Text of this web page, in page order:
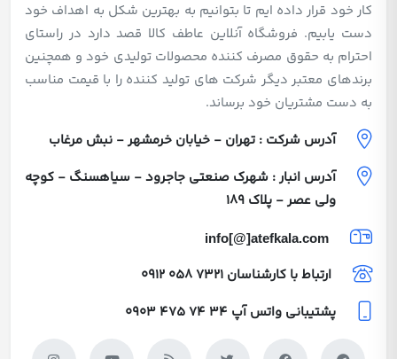
کار خود قرار داده ایم تا بتوانیم به بهترین شکل به اهداف خود
دست یابیم. فروشگاه آنلاین عاطف کالا قصد دارد در راستای
احترام به حقوق مصرف کننده محصولات تولیدی خود و همچنین
برندهای معتبر دیگر شرکت های تولید کننده را با قیمت مناسب
به دست مشتریان خود برساند.
آدرس شرکت : تهران - خیابان خرمشهر - نبش مرغاب
آدرس انبار : شهرک صنعتی جاجرود - سیاهسنگ - کوچه
ولی عصر - پلاک 189
info[@]atefkala.com
ارتباط با کارشناسان 0912 058 7321
پشتیبانی واتس آپ 0903 475 74 34